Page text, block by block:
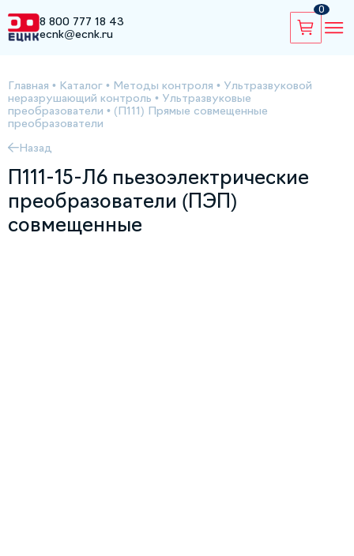
8 800 777 18 43
ecnk@ecnk.ru
0
Главная • Каталог • Методы контроля • Ультразвуковой
неразрушающий контроль • Ультразвуковые
преобразователи • (П111) Прямые совмещенные
преобразователи
Назад
П111-15-Л6 пьезоэлектрические
преобразователи (ПЭП)
совмещенные